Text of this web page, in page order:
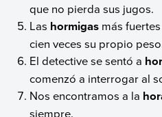
que no pierda sus jugos.
Las hormigas más
cien veces su propio
El detective se sentó a
comenzó a interrogar al
Nos encontramos a la
siempre.